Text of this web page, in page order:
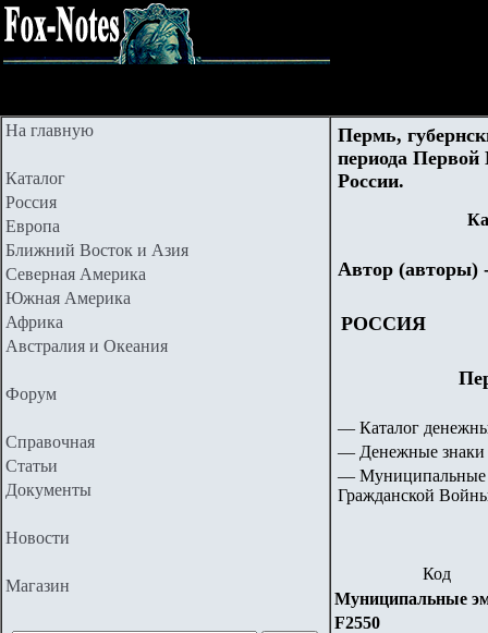
На главную
Каталог
Россия
Европа
Ближний Восток и Азия
Северная Америка
Южная Америка
Африка
Австралия и Океания
Форум
Справочная
Статьи
Документы
Новости
Магазин
Пермь,
периода
России.
Автор (авторы)
РОССИЯ
— Каталог
— Денежные знаки
— Муниципальные
Гражданской
Код
Муниципальные
F2550